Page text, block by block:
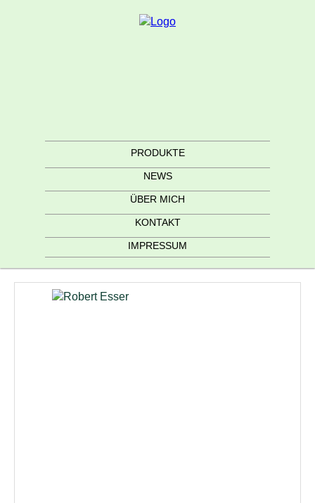
PRODUKTE
NEWS
ÜBER MICH
KONTAKT
IMPRESSUM